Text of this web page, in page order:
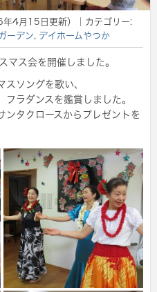
4月15日更新）
｜カテゴリー:
ーデン, デイホームやつか
ス会を開催しました。
ソングを歌い、
ラダンスを鑑賞しました。
タクロースからプレゼントを